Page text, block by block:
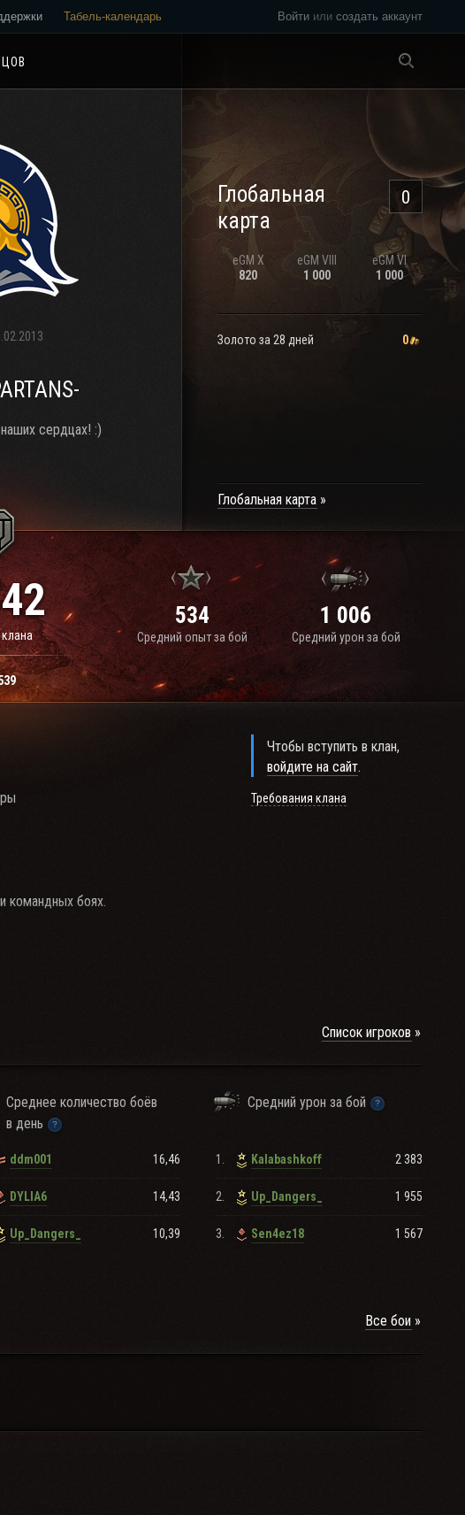
Войти или создать аккаунт
Табель-календарь
сердцах! :)
0
Глобальная
карта
eGM X
820
eGM VIII
1 000
eGM VI
1 000
Золото за 28 дней 0
Глобальная карта
клана
534
Средний опыт за бой
1 006
Средний урон за бой
командных боях.
Чтобы вступить в клан,
войдите на сайт.
Требования клана
Список игроков
Среднее количество боёв
в день
Средний урон за бой
ddm001 16,46
DYLIA6 14,43
Up_Dangers_ 10,39
1. Kalabashkoff 2 383
2. Up_Dangers_ 1 955
3. Sen4ez18 1 567
Все бои